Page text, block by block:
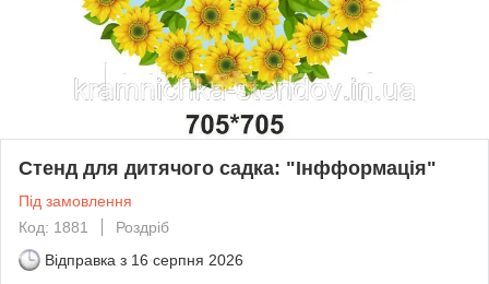
Cтенд для дитячого садка: "Інфформація"
Під замовлення
Код: 1881
Роздріб
Відправка з 16 серпня 2026